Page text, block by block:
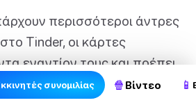
περισσότεροι άντρες
Tinder, οι κάρτες
εναντίον τους και πρέπει
στο σύστημα. Οι γυναίκες
συνομιλίας 🍿 Βίντεο 📱